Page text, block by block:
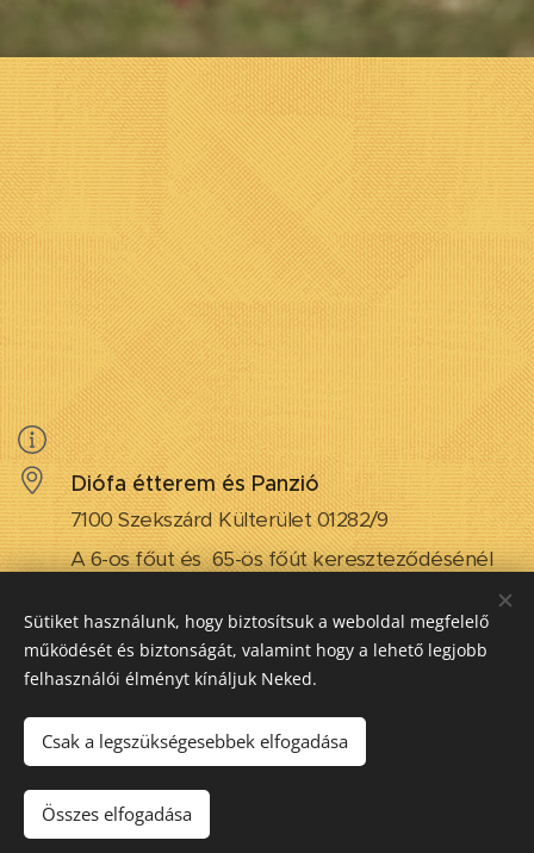
Diófa étterem és Panzió
7100 Szekszárd Külterület 01282/9
A 6-os főut és 65-ös főút kereszteződésénél
Gps : 46.375999 , 18.677343
+36-20-267-1567
Hétfő - Vasárnap:10:00 - 21:00
A konyha az étterem zárása elött 15 perccel
zár.
Sütiket használunk, hogy biztosítsuk a weboldal megfelelő
működését és biztonságát, valamint hogy a lehető legjobb
felhasználói élményt kínáljuk Neked.
Csak a legszükségesebbek elfogadása
Összes elfogadása